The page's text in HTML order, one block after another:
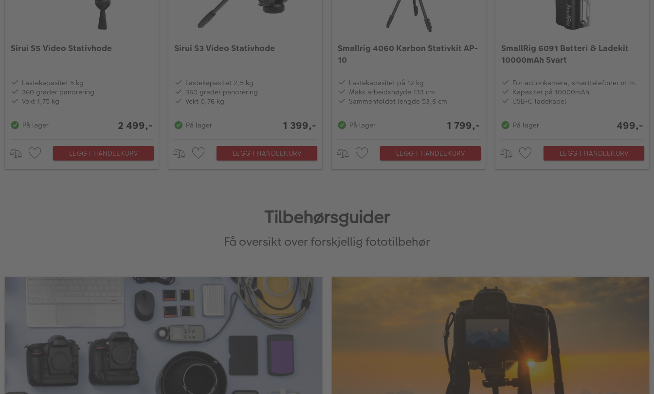
Sirui S5 Video Stativhode
Lastekapasitet 5 kg
360 grader panorering
Vekt 1,75 kg
På lager 2 499,-
LEGG I HANDLEKURV
Sirui S3 Video Stativhode
Lastekapasitet 2,5 kg
360 grader panorering
Vekt 0,76 kg
På lager 1 399,-
LEGG I HANDLEKURV
Smallrig 4060 Karbon Stativkit AP-
10
Lastekapasitet på 12 kg
Maks arbeidshøyde 133 cm
Sammenfoldet lengde 53,6 cm
På lager 1 799,-
LEGG I HANDLEKURV
SmallRig 6091 Batteri & Ladekit
10000mAh Svart
For actionkamera, smarttelefoner m.m.
Kapasitet på 10000mAh
USB-C ladekabel
På lager 499,-
LEGG I HANDLEKURV
Tilbehørsguider
Få oversikt over forskjellig fototilbehør